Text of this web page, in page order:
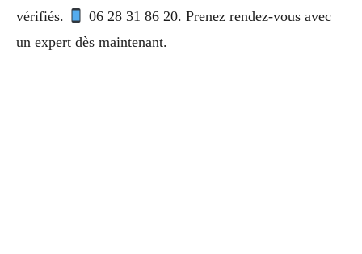
vérifiés.
06 28 31 86 20. Prenez rendez-vous avec
un expert dès maintenant.